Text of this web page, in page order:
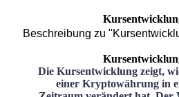
Beschreibung zu
Die Kursentwicklung zeigt,
einer Kryptowährung in